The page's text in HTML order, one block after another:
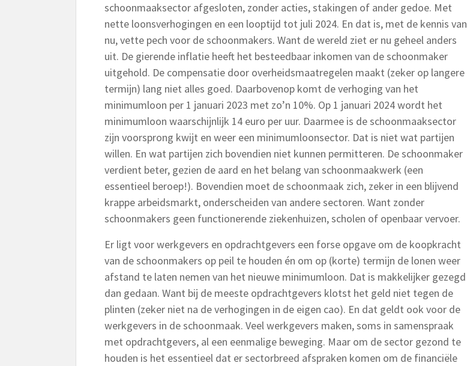
schoonmaaksector afgesloten, zonder acties, stakingen of ander gedoe. Met
nette loonsverhogingen en een looptijd tot juli 2024. En dat is, met de kennis van
nu, vette pech voor de schoonmakers. Want de wereld ziet er nu geheel anders
uit. De gierende inflatie heeft het besteedbaar inkomen van de schoonmaker
uitgehold. De compensatie door overheidsmaatregelen maakt (zeker op langere
termijn) lang niet alles goed. Daarbovenop komt de verhoging van het
minimumloon per 1 januari 2023 met zo’n 10%. Op 1 januari 2024 wordt het
minimumloon waarschijnlijk 14 euro per uur. Daarmee is de schoonmaaksector
zijn voorsprong kwijt en weer een minimumloonsector. Dat is niet wat partijen
willen. En wat partijen zich bovendien niet kunnen permitteren. De schoonmaker
verdient beter, gezien de aard en het belang van schoonmaakwerk (een
essentieel beroep!). Bovendien moet de schoonmaak zich, zeker in een blijvend
krappe arbeidsmarkt, onderscheiden van andere sectoren. Want zonder
schoonmakers geen functionerende ziekenhuizen, scholen of openbaar vervoer.
Er ligt voor werkgevers en opdrachtgevers een forse opgave om de koopkracht
van de schoonmakers op peil te houden én om op (korte) termijn de lonen weer
afstand te laten nemen van het nieuwe minimumloon. Dat is makkelijker gezegd
dan gedaan. Want bij de meeste opdrachtgevers klotst het geld niet tegen de
plinten (zeker niet na de verhogingen in de eigen cao). En dat geldt ook voor de
werkgevers in de schoonmaak. Veel werkgevers maken, soms in samenspraak
met opdrachtgevers, al een eenmalige beweging. Maar om de sector gezond te
houden is het essentieel dat er sectorbreed afspraken komen om de financiële